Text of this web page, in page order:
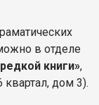
в отделе
книги»,
дом 3).